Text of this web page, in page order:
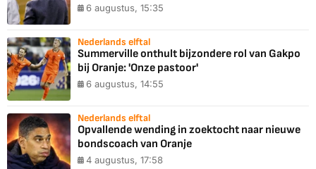
6 augustus, 15:35
Nederlands elftal
Summerville onthult bijzondere rol van Gakpo
bij Oranje: 'Onze pastoor'
6 augustus, 14:55
Nederlands elftal
Opvallende wending in zoektocht naar nieuwe
bondscoach van Oranje
4 augustus, 17:58